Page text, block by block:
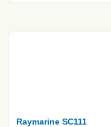
Raymarine SC111